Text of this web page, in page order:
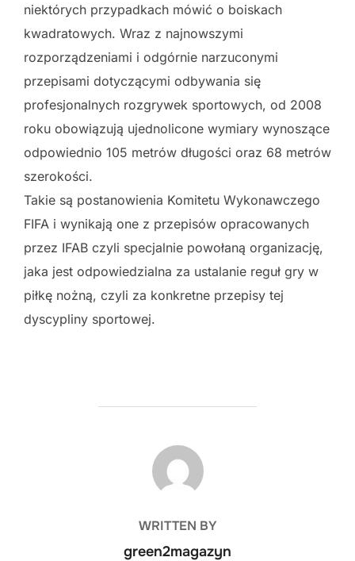
niektórych przypadkach mówić o boiskach
kwadratowych. Wraz z najnowszymi
rozporządzeniami i odgórnie narzuconymi
przepisami dotyczącymi odbywania się
profesjonalnych rozgrywek sportowych, od 2008
roku obowiązują ujednolicone wymiary wynoszące
odpowiednio 105 metrów długości oraz 68 metrów
szerokości.
Takie są postanowienia Komitetu Wykonawczego
FIFA i wynikają one z przepisów opracowanych
przez IFAB czyli specjalnie powołaną organizację,
jaka jest odpowiedzialna za ustalanie reguł gry w
piłkę nożną, czyli za konkretne przepisy tej
dyscypliny sportowej.
POST AUTHOR
WRITTEN BY
green2magazyn